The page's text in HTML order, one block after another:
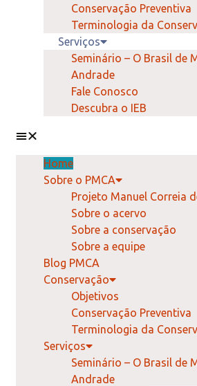
Conservação Preventiva
Terminologia da
Serviços
Seminário – O Brasil de
Andrade
Fale Conosco
Descubra o IEB
Home
Sobre o PMCA
Projeto Manuel Correia
Sobre o acervo
Sobre a conservação
Sobre a equipe
Blog PMCA
Conservação
Objetivos
Conservação Preventiva
Terminologia da
Serviços
Seminário – O Brasil de
Andrade